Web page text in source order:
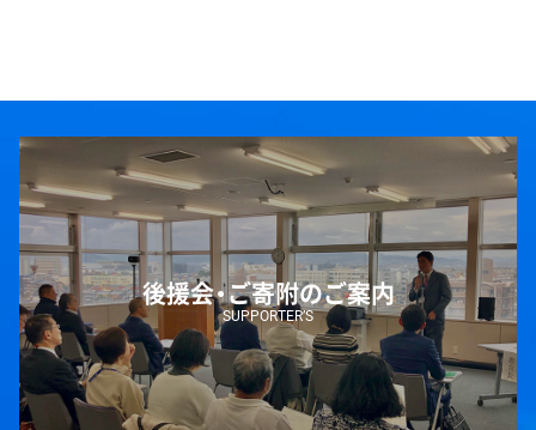
後援会・ご寄附のご案内
SUPPORTER’S